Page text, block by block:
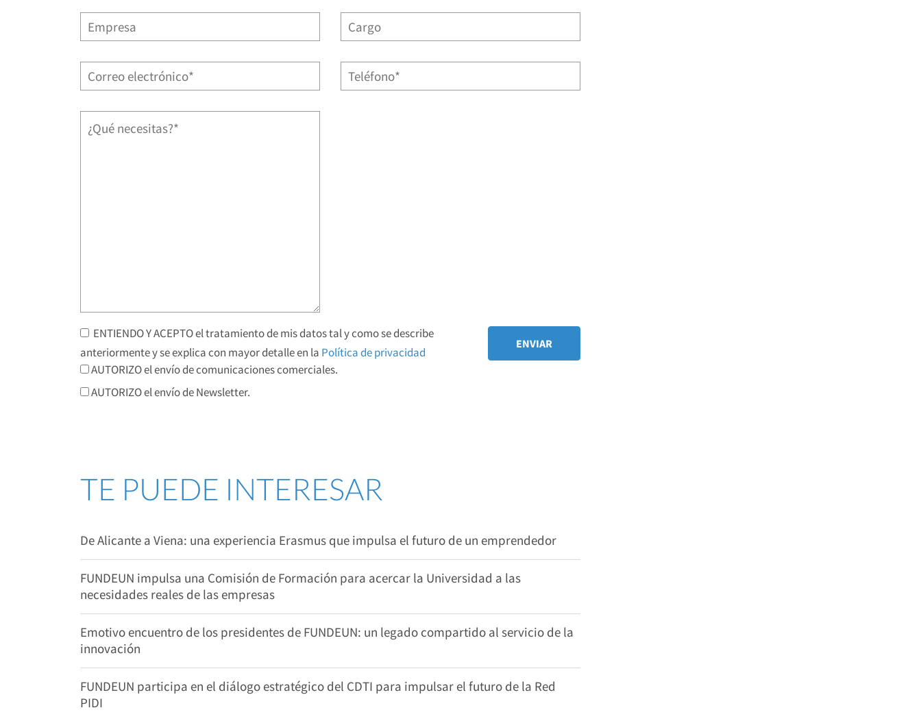
ENTIENDO Y ACEPTO el tratamiento de mis datos tal y como se describe
anteriormente y se explica con mayor detalle en la Política de privacidad
AUTORIZO el envío de comunicaciones comerciales.
AUTORIZO el envío de Newsletter.
TE PUEDE INTERESAR
De Alicante a Viena: una experiencia Erasmus que impulsa el futuro de un emprendedor
FUNDEUN impulsa una Comisión de Formación para acercar la Universidad a las
necesidades reales de las empresas
Emotivo encuentro de los presidentes de FUNDEUN: un legado compartido al servicio de la
innovación
FUNDEUN participa en el diálogo estratégico del CDTI para impulsar el futuro de la Red
PIDI